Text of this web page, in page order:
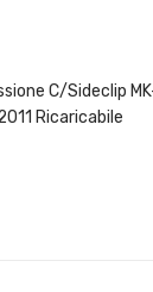
C/sideclip
Ricaricabile